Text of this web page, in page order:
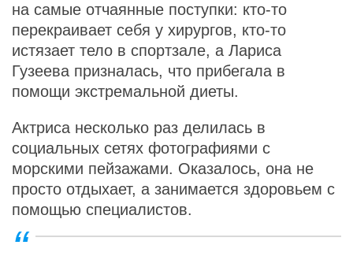
на самые отчаянные поступки: кто-то
перекраивает себя у хирургов, кто-то
истязает тело в спортзале, а Лариса
Гузеева призналась, что прибегала в
помощи экстремальной диеты.
Актриса несколько раз делилась в
социальных сетях фотографиями с
морскими пейзажами. Оказалось, она не
просто отдыхает, а занимается здоровьем с
помощью специалистов.